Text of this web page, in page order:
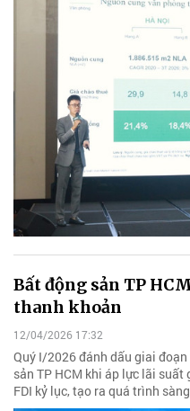
Bất động sản TP
thanh khoản
12/04/2026 17:32
Quý I/2026 đánh dấu giai
sản TP HCM khi áp lực lãi
FDI kỷ lục, tạo ra quá trình